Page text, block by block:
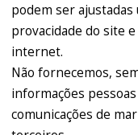
podem ser
provacidade do site
internet.
Não fornecemos,
informações
comunicações de